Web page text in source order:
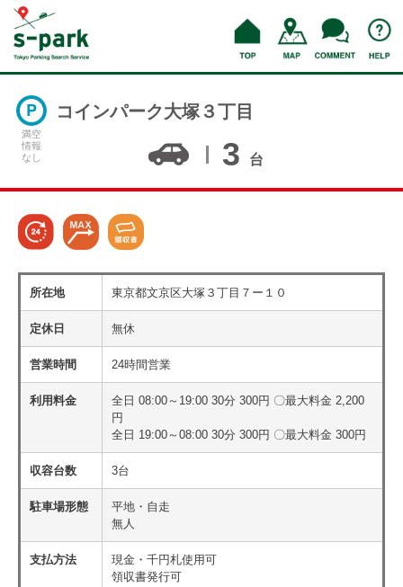
満空
情報
なし
コインパーク大塚３丁目
3 台
所在地 東京都文京区大塚３丁目７ー１０
定休日 無休
営業時間 24時間営業
利用料金
全日 08:00～19:00 30分 300円 〇最大料金 2,200
円
全日 19:00～08:00 30分 300円 〇最大料金 300円
収容台数 3台
駐車場形態
平地・自走
無人
支払方法
現金・千円札使用可
領収書発行可